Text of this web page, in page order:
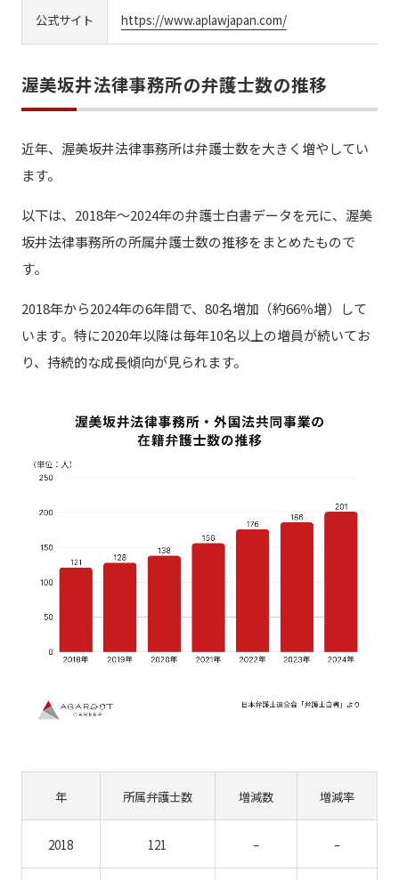
公式サイト https://www.aplawjapan.com/
渥美坂井法律事務所の弁護士数の推移
近年、渥美坂井法律事務所は弁護士数を大きく増やしてい
ます。
以下は、2018年～2024年の弁護士白書データを元に、渥美
坂井法律事務所の所属弁護士数の推移をまとめたもので
す。
2018年から2024年の6年間で、80名増加（約66％増）して
います。特に2020年以降は毎年10名以上の増員が続いてお
り、持続的な成長傾向が見られます。
年 所属弁護士数 増減数 増減率
2018 121 – –